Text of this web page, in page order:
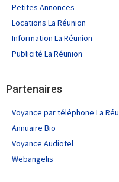
Petites Annonces
Locations La Réunion
Information La Réunion
Publicité La Réunion
Partenaires
Voyance par téléphone La
Annuaire Bio
Voyance Audiotel
Webangelis